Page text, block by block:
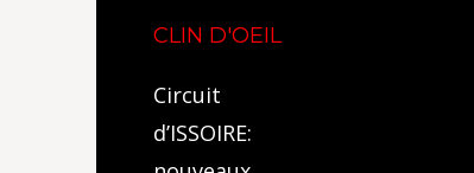
CLIN D'OEIL
Circuit
d’ISSOIRE: